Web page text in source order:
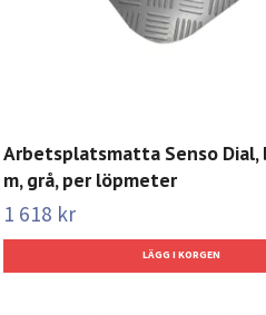
Arbetsplatsmatta Senso Dial,
m, grå, per löpmeter
1 618 kr